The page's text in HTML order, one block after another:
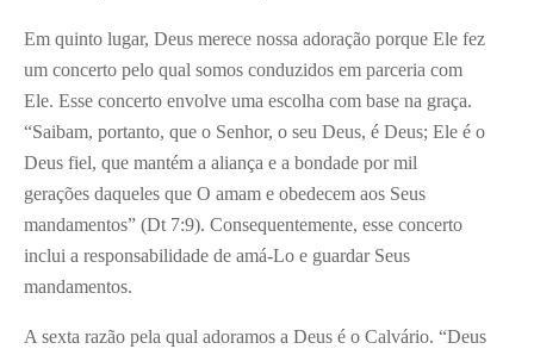
Em quinto lugar, Deus merece nossa adoração porque Ele fez
um concerto pelo qual somos conduzidos em parceria com
Ele. Esse concerto envolve uma escolha com base na graça.
“Saibam, portanto, que o Senhor, o seu Deus, é Deus; Ele é o
Deus fiel, que mantém a aliança e a bondade por mil
gerações daqueles que O amam e obedecem aos Seus
mandamentos” (Dt 7:9). Consequentemente, esse concerto
inclui a responsabilidade de amá-Lo e guardar Seus
mandamentos.
A sexta razão pela qual adoramos a Deus é o Calvário. “Deus